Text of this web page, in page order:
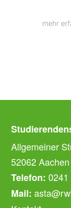
mehr
Allgemeiner
52062 Aachen
Telefon:
Mail: